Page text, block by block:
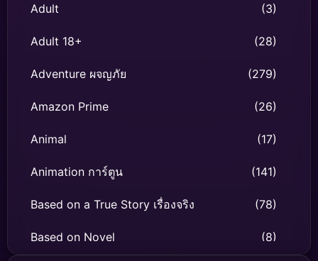
Adult (3)
Adult 18+ (28)
Adventure ผจญภัย (279)
Amazon Prime (26)
Animal (17)
Animation การ์ตูน (141)
Based on a True Story เรื่องจริง (78)
Based on Novel (8)